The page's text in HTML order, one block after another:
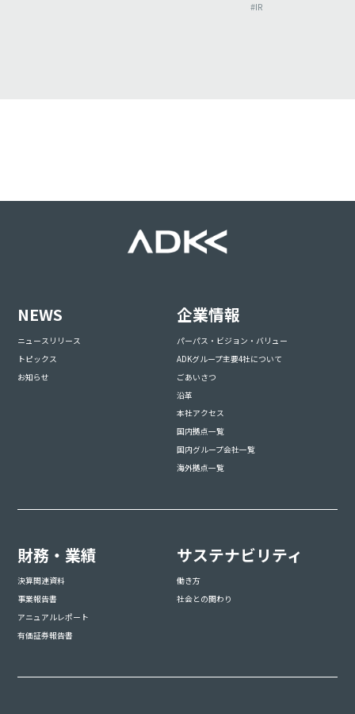
#IR
NEWS
ニュースリリース
トピックス
お知らせ
企業情報
パーパス・ビジョン・バリュー
ADKグループ主要4社について
ごあいさつ
沿革
本社アクセス
国内拠点一覧
国内グループ会社一覧
海外拠点一覧
財務・業績
決算関連資料
事業報告書
アニュアルレポート
有価証券報告書
サステナビリティ
働き方
社会との関わり